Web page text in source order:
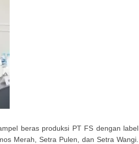
beras produksi PT FS dengan label
Merah, Setra Pulen, dan Setra Wangi.